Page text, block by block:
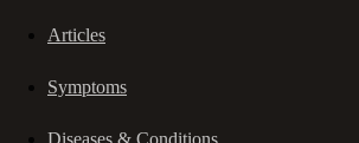
Articles
Symptoms
Diseases & Conditions